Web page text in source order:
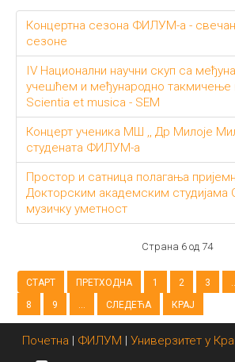
Концертна сезона ФИЛУМ-а -
сезоне
IV Национални научни скуп са
учешћем и међународно такмичење
Scientia et musica - SEM
Концерт ученика МШ ,, Др Милоје
студената ФИЛУМ-а
Простор и сатница полагања
Докторским академским студијама
музичку уметност
Страна 6 од 74
СТАРТ ПРЕТХОДНА 1 2 3
8
9 ... СЛЕДЕЋА КРАЈ
Почетна | ФИЛУМ | Универзитет у